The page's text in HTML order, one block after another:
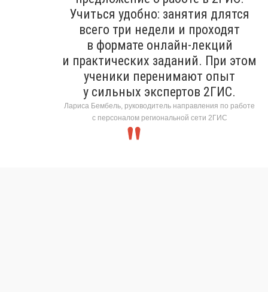
Учиться удобно: занятия длятся
всего три недели и проходят
в формате онлайн-лекций
и практических заданий. При этом
ученики перенимают опыт
у сильных экспертов 2ГИС.
Лариса Бембель, руководитель направления по работе
с персоналом региональной сети 2ГИС